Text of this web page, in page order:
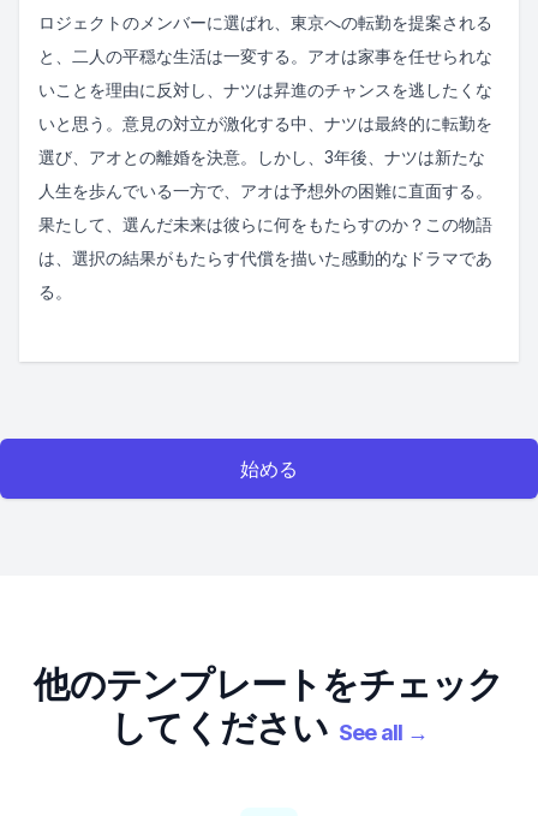
ロジェクトのメンバーに選ばれ、東京への転勤を提案される
と、二人の平穏な生活は一変する。アオは家事を任せられな
いことを理由に反対し、ナツは昇進のチャンスを逃したくな
いと思う。意見の対立が激化する中、ナツは最終的に転勤を
選び、アオとの離婚を決意。しかし、3年後、ナツは新たな
人生を歩んでいる一方で、アオは予想外の困難に直面する。
果たして、選んだ未来は彼らに何をもたらすのか？この物語
は、選択の結果がもたらす代償を描いた感動的なドラマであ
る。
始める
他のテンプレートをチェック
してください See all →